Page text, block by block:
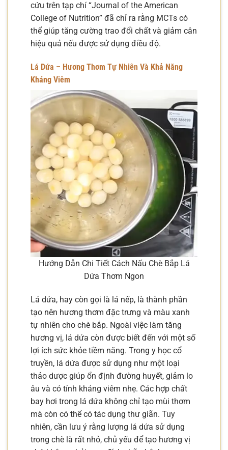
cứu trên tạp chí “Journal of the American
College of Nutrition” đã chỉ ra rằng MCTs có
thể giúp tăng cường trao đổi chất và giảm cân
hiệu quả nếu được sử dụng điều độ.
Lá Dứa – Hương Thơm Tự Nhiên Và Khả Năng
Kháng Viêm
Hướng Dẫn Chi Tiết Cách Nấu Chè Bắp Lá
Dứa Thơm Ngon
Lá dứa, hay còn gọi là lá nếp, là thành phần
tạo nên hương thơm đặc trưng và màu xanh
tự nhiên cho chè bắp. Ngoài việc làm tăng
hương vị, lá dứa còn được biết đến với một số
lợi ích sức khỏe tiềm năng. Trong y học cổ
truyền, lá dứa được sử dụng như một loại
thảo dược giúp ổn định đường huyết, giảm lo
âu và có tính kháng viêm nhẹ. Các hợp chất
bay hơi trong lá dứa không chỉ tạo mùi thơm
mà còn có thể có tác dụng thư giãn. Tuy
nhiên, cần lưu ý rằng lượng lá dứa sử dụng
trong chè là rất nhỏ, chủ yếu để tạo hương vị